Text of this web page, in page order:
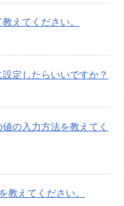
えてください。
定したらいいですか？
の入力方法を教えてく
教えてください。